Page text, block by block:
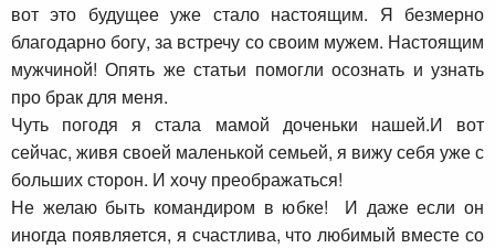
вот это будущее уже стало настоящим. Я безмерно
благодарно богу, за встречу со своим мужем. Настоящим
мужчиной! Опять же статьи помогли осознать и узнать
про брак для меня.
Чуть погодя я стала мамой доченьки нашей.И вот
сейчас, живя своей маленькой семьей, я вижу себя уже с
больших сторон. И хочу преображаться!
Не желаю быть командиром в юбке! И даже если он
иногда появляется, я счастлива, что любимый вместе со